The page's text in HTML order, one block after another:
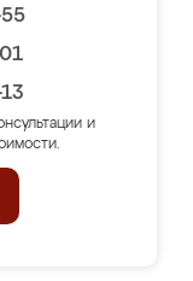
и